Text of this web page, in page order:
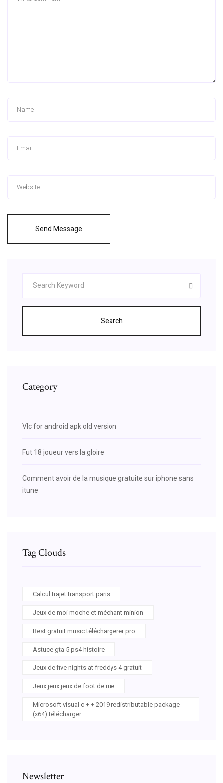
Send Message
Search
Category
Vlc for android apk old version
Fut 18 joueur vers la gloire
Comment avoir de la musique gratuite sur iphone sans
itune
Tag Clouds
Calcul trajet transport paris
Jeux de moi moche et méchant minion
Best gratuit music téléchargerer pro
Astuce gta 5 ps4 histoire
Jeux de five nights at freddys 4 gratuit
Jeux jeux jeux de foot de rue
Microsoft visual c + + 2019 redistributable package
(x64) télécharger
Newsletter